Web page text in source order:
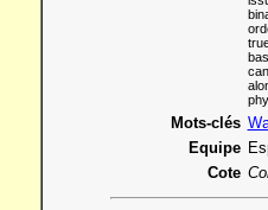
Mots-clés
Equipe
Cote